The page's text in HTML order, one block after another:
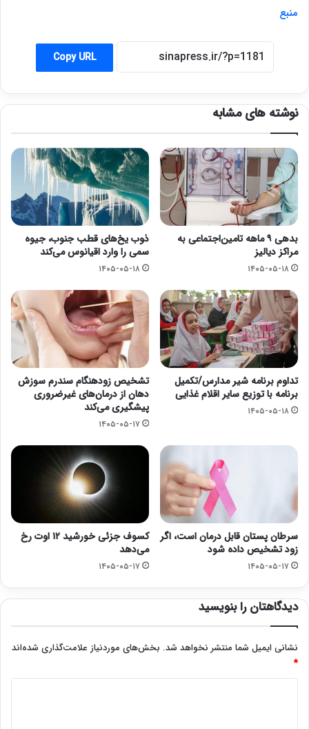
منبع
Copy URL
نوشته های مشابه
بدهی ۹ ماهه تامین‌اجتماعی به
مراکز دیالیز
۱۴۰۵-۰۵-۱۸
ذوب یخ‌های قطب جنوب، جیوه
سمی را وارد اقیانوس می‌کند
۱۴۰۵-۰۵-۱۸
تداوم برنامه شیر مدارس/تکمیل
برنامه با توزیع سایر اقلام غذایی
۱۴۰۵-۰۵-۱۸
تشخیص زودهنگام سندرم سوزش
دهان از درمان‌های غیرضروری
پیشگیری می‌کند
۱۴۰۵-۰۵-۱۷
سرطان پستان قابل درمان است، اگر
زود تشخیص داده شود
۱۴۰۵-۰۵-۱۷
کسوف جزئی خورشید ۱۲ اوت رخ
می‌دهد
۱۴۰۵-۰۵-۱۷
دیدگاهتان را بنویسید
نشانی ایمیل شما منتشر نخواهد شد. بخش‌های موردنیاز علامت‌گذاری شده‌اند
*